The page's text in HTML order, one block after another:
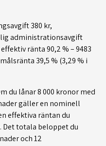
380 kr,
administrationsavgift
ränta 90,2 % – 9483
39,5 % (3,29 % i
du lånar 8 000 kronor med
gäller en nominell
effektiva räntan du
Det totala beloppet du
och 12